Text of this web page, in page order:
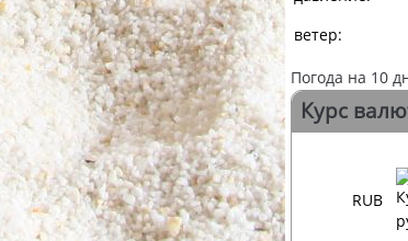
ветер:
Погода на 10
Курс
RUB